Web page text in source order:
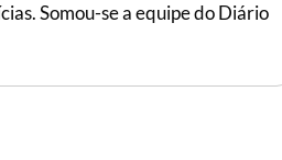
Somou-se a equipe do Diário